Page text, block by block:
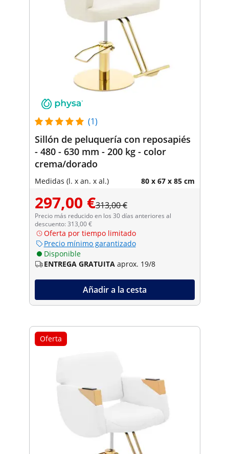
(1)
Sillón de peluquería con reposapiés
- 480 - 630 mm - 200 kg - color
crema/dorado
Medidas (l. x an. x al.) 80 x 67 x 85 cm
297,00 €313,00 €
Precio más reducido en los 30 días anteriores al
descuento: 313,00 €
Oferta por tiempo limitado
Precio mínimo garantizado
Disponible
ENTREGA GRATUITA aprox. 19/8
Añadir a la cesta
Oferta